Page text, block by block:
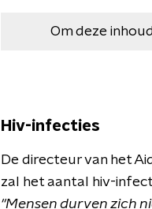
Om deze
Hiv-infecties
De directeur van het
zal het aantal hiv-
"Mensen durven zich